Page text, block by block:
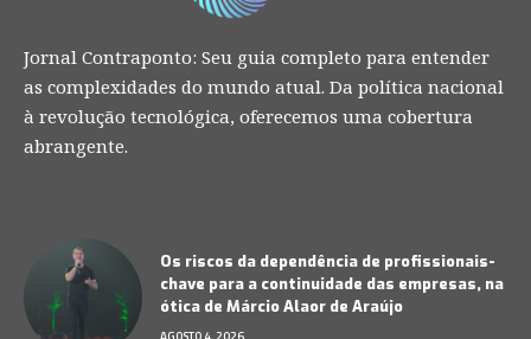
Jornal Contraponto: Seu guia completo para entender
as complexidades do mundo atual. Da política nacional
à revolução tecnológica, oferecemos uma cobertura
abrangente.
Os riscos da dependência de profissionais-
chave para a continuidade das empresas, na
ótica de Márcio Alaor de Araújo